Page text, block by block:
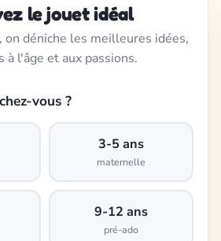
le jouet idéal
on déniche les meilleures idées,
à l'âge et aux passions.
vous ?
3-5 ans
maternelle
9-12 ans
pré-ado